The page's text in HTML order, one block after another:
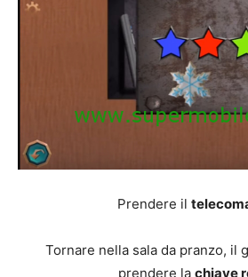
Prendere il
Tornare nella sala da pranzo, il
prendere la chiave